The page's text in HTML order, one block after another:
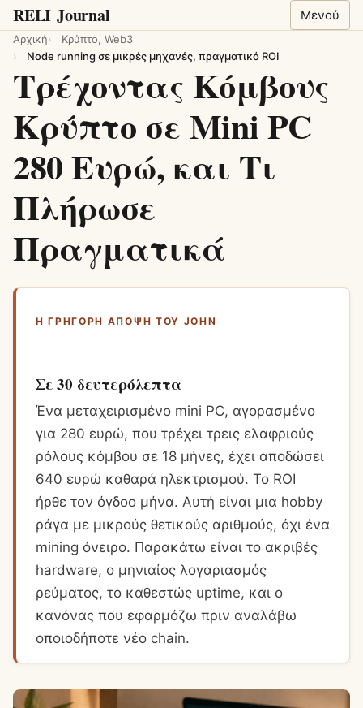
RELI Journal Μενού
Αρχική
Κρύπτο, Web3
Node running σε μικρές μηχανές, πραγματικό ROI
Τρέχοντας Κόμβους
Κρύπτο σε Mini PC
280 Ευρώ, και Τι
Πλήρωσε
Πραγματικά
Η ΓΡΉΓΟΡΗ ΆΠΟΨΗ ΤΟΥ JOHN
Σε 30 δευτερόλεπτα
Ένα μεταχειρισμένο mini PC, αγορασμένο
για 280 ευρώ, που τρέχει τρεις ελαφριούς
ρόλους κόμβου σε 18 μήνες, έχει αποδώσει
640 ευρώ καθαρά ηλεκτρισμού. Το ROI
ήρθε τον όγδοο μήνα. Αυτή είναι μια hobby
ράγα με μικρούς θετικούς αριθμούς, όχι ένα
mining όνειρο. Παρακάτω είναι το ακριβές
hardware, ο μηνιαίος λογαριασμός
ρεύματος, το καθεστώς uptime, και ο
κανόνας που εφαρμόζω πριν αναλάβω
οποιοδήποτε νέο chain.